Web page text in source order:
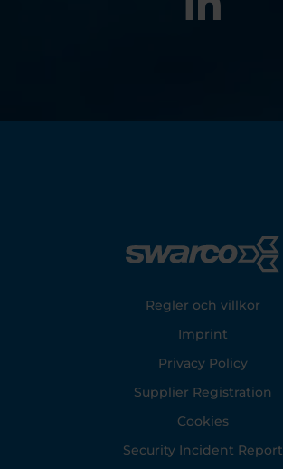
Regler och villkor
Imprint
Privacy Policy
Supplier Registration
Cookies
Security Incident Report